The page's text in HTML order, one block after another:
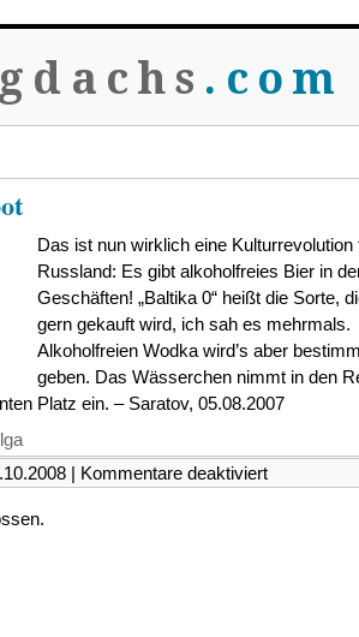
.com
Das ist nun wirklich eine Kulturrevolution
Russland: Es gibt alkoholfreies Bier in
Geschäften! „Baltika 0“ heißt die Sorte,
gern gekauft wird, ich sah es mehrmals.
Alkoholfreien Wodka wird’s aber
geben. Das Wässerchen nimmt in den
Platz ein. – Saratov, 05.08.2007
| Kommentare deaktiviertfür
Reiches